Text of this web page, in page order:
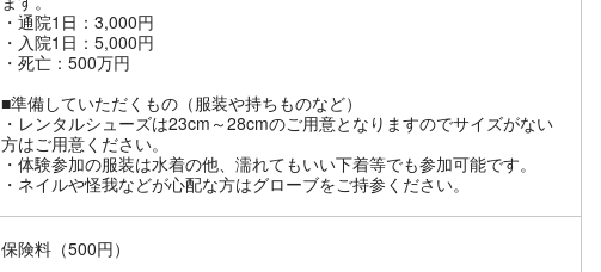
・通院1日：3,000円
・入院1日：5,000円
・死亡：500万円
■準備していただくもの（服装や持ちものなど）
・レンタルシューズは23cm～28cmのご用意となりますのでサイズがない
方はご用意ください。
・体験参加の服装は水着の他、濡れてもいい下着等でも参加可能です。
・ネイルや怪我などが心配な方はグローブをご持参ください。
保険料（500円）